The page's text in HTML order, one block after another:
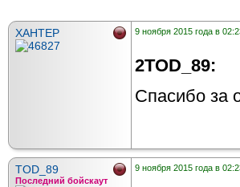
ХАНТЕР 9 ноября 2015 года в
2TOD_89:
Спасибо за
TOD_89
Последний бойскаут
9 ноября 2015 года в